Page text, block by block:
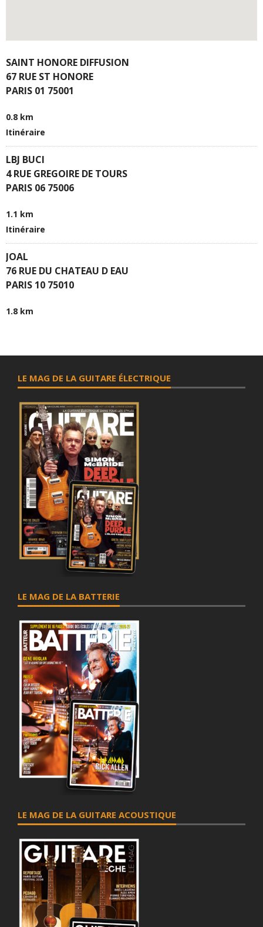
SAINT HONORE DIFFUSION
67 RUE ST HONORE
PARIS 01 75001
0.8 km
Itinéraire
LBJ BUCI
4 RUE GREGOIRE DE TOURS
PARIS 06 75006
1.1 km
Itinéraire
JOAL
76 RUE DU CHATEAU D EAU
PARIS 10 75010
1.8 km
RELAY
PARIS 12 75012
1.9 km
Itinéraire
RELAY
20 BD DIDEROT GARE DE LYON - QUAI BOISSY N 1
RELAY 312199
PARIS 12 75012
1.9 km
Itinéraire
RELAY
GARE D AUSTERLITZ SORTIE GRANDES LIGNES
Itinéraire
LE MIDI
52 RUE DU CHERCHE MIDI
PARIS 06 75006
2.1 km
Itinéraire
RELAY
GARE DE LYON VOIE 13
PARIS 12 75012
2.1 km
Itinéraire
RELAY
GARE DE LYON SALLE DES ECHANGES-NIVEAU FNAC
PARIS 12 75012
2.1 km
Itinéraire
LE MAG DE LA GUITARE ÉLECTRIQUE
LE MAG DE LA BATTERIE
LE MAG DE LA GUITARE ACOUSTIQUE